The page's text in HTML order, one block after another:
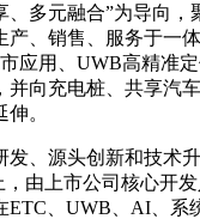
、多元融合”为导向，
产、销售、服务于一
应用、UWB高精准
并向充电桩、共享汽
。
发、源头创新和技术
，由上市公司核心开
ETC、UWB、AI、系